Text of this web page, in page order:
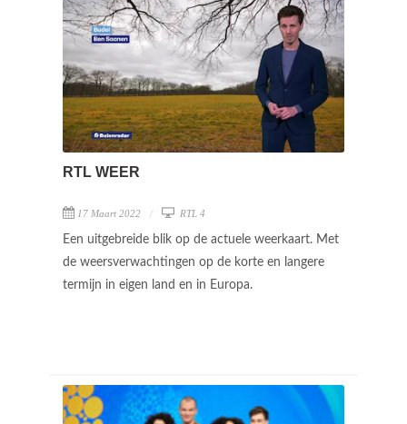
RTL WEER
17 Maart 2022 RTL 4
Een uitgebreide blik op de actuele weerkaart. Met
de weersverwachtingen op de korte en langere
termijn in eigen land en in Europa.